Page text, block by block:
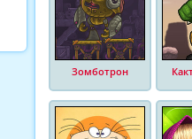
Зомботрон